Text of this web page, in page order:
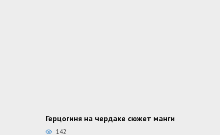
Герцогиня на чердаке сюжет манги
142